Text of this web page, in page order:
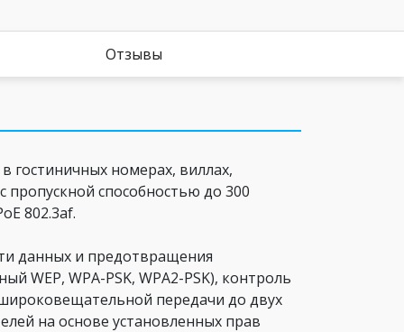
Отзывы
гостиничных номерах, виллах,
способностью до 300
802.3af.
данных и предотвращения
WPA-PSK, WPA2-PSK), контроль
передачи до двух
на основе установленных прав